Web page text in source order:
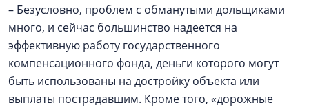
– Безусловно, проблем с обманутыми дольщиками
много, и сейчас большинство надеется на
эффективную работу государственного
компенсационного фонда, деньги которого могут
быть использованы на достройку объекта или
выплаты пострадавшим. Кроме того, «дорожные